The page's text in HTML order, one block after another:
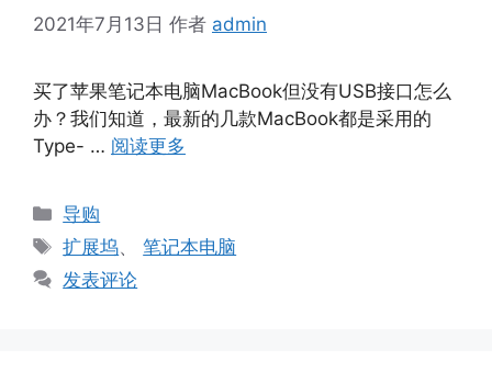
2021年7月13日 作者 admin
买了苹果笔记本电脑MacBook但没有USB接口怎么
办？我们知道，最新的几款MacBook都是采用的
Type- … 阅读更多
分
类
导购
标
签
扩展坞、笔记本电脑
发表评论